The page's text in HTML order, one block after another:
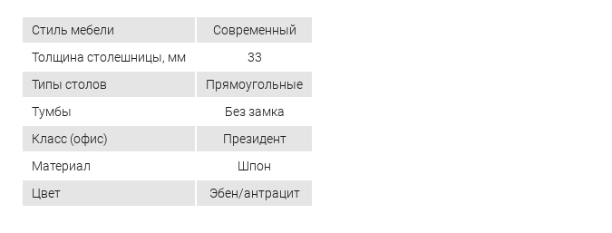
Стиль мебели
Современный
Толщина столешницы, мм
33
Типы столов
Прямоугольные
Тумбы
Без замка
Класс (офис)
Президент
Материал
Шпон
Цвет
Эбен/антрацит